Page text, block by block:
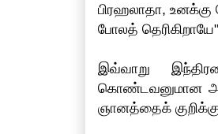
பிரஹலாதா, உனக்கு
போலத்
இவ்வாறு
கொண்டவனுமான
ஞானத்தைக்